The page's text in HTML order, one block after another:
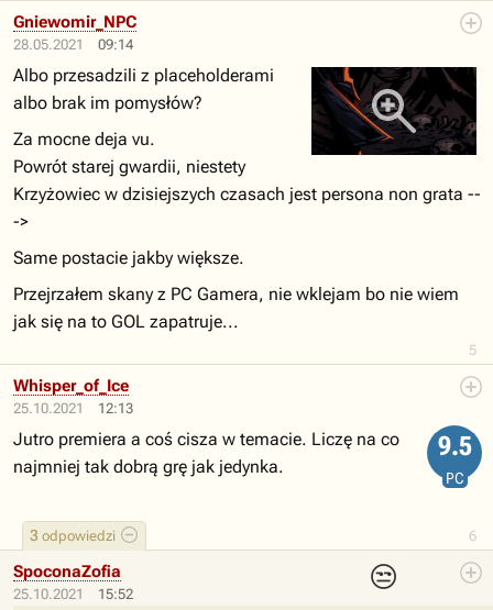
28.05.2021 09:14
5
Gniewomir_NPC
Albo przesadzili z placeholderami
albo brak im pomysłów?
Za mocne deja vu.
Powrót starej gwardii, niestety
Krzyżowiec w dzisiejszych czasach jest persona non grata --
->
Same postacie jakby większe.
Przejrzałem skany z PC Gamera, nie wklejam bo nie wiem
jak się na to GOL zapatruje...
25.10.2021 12:13
6
3 odpowiedzi
Whisper_of_Ice
9.5
PC
Jutro premiera a coś cisza w temacie. Liczę na co
najmniej tak dobrą grę jak jedynka.
25.10.2021 15:52
😒
SpoconaZofia